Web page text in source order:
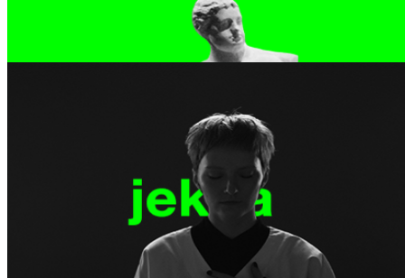
Скульптор Гурген Петросян сравнит современное и